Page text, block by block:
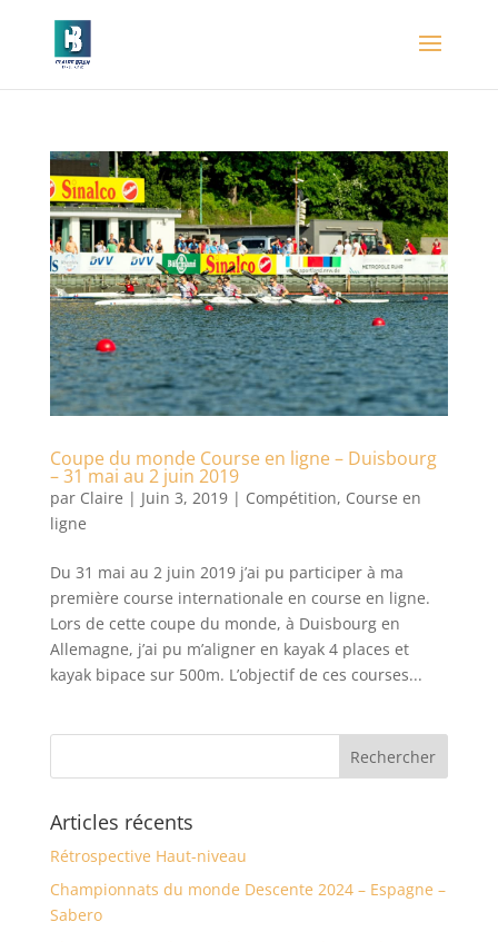
Coupe du monde Course en ligne – Duisbourg
– 31 mai au 2 juin 2019
par Claire | Juin 3, 2019| Compétition, Course en
ligne
Du 31 mai au 2 juin 2019 j’ai pu participer à ma
première course internationale en course en ligne.
Lors de cette coupe du monde, à Duisbourg en
Allemagne, j’ai pu m’aligner en kayak 4 places et
kayak bipace sur 500m. L’objectif de ces courses...
Articles récents
Rétrospective Haut-niveau
Championnats du monde Descente 2024 – Espagne –
Sabero